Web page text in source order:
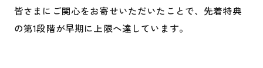
皆さまにご関心をお寄せいただいたことで、先着特典
の第1段階が早期に上限へ達しています。